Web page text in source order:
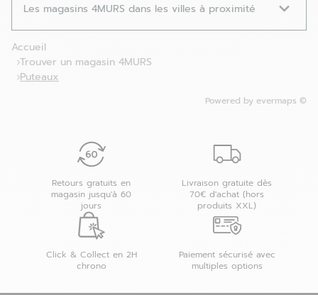
Les magasins 4MURS dans les villes à proximité
Accueil
Trouver un magasin 4MURS
Puteaux
Powered by evermaps ©
Retours gratuits en
magasin jusqu'à 60
jours
Livraison gratuite dès
70€ d'achat (hors
produits XXL)
Click & Collect en 2H
chrono
Paiement sécurisé avec
multiples options